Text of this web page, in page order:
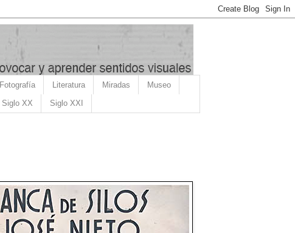
Fotografía Literatura Miradas Museo
Siglo XX Siglo XXI